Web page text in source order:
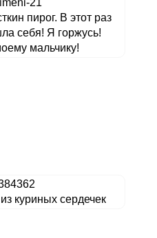
пирог. В этот раз
себя! Я горжусь!
мальчику!
куриных сердечек